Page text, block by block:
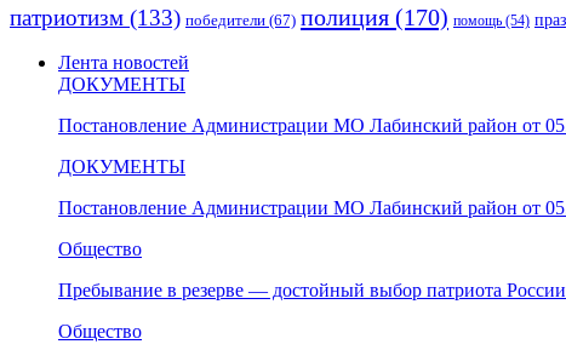
патриотизм (133) победители (67) полиция (170) помощь (54)
Лента новостей
ДОКУМЕНТЫ
Постановление Администрации МО Лабинский район от
ДОКУМЕНТЫ
Постановление Администрации МО Лабинский район от
Общество
Пребывание в резерве — достойный выбор патриота
Общество